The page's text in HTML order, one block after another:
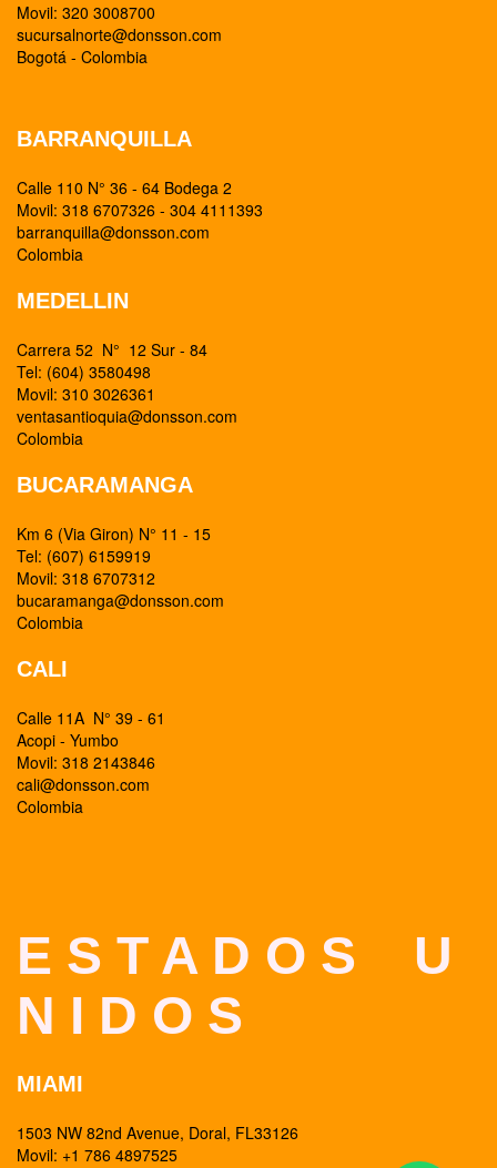
Movil: 320 3008700
sucursalnorte@donsson.com
Bogotá - Colombia
BARRANQUILLA
Calle 110 N° 36 - 64 Bodega 2
Movil: 318 6707326 - 304 4111393
barranquilla@donsson.com
Colombia
MEDELLIN
Carrera 52 N° 12 Sur - 84
Tel: (604) 3580498
Movil: 310 3026361
ventasantioquia@donsson.com
Colombia
BUCARAMANGA
Km 6 (Via Giron) N° 11 - 15
Tel: (607) 6159919
Movil: 318 6707312
bucaramanga@donsson.com
Colombia
CALI
Calle 11A N° 39 - 61
Acopi - Yumbo
Movil: 318 2143846
cali@donsson.com
Colombia
E S T A D O S U
N I D O S
MIAMI
1503 NW 82nd Avenue, Doral, FL33126
Movil: +1 786 4897525